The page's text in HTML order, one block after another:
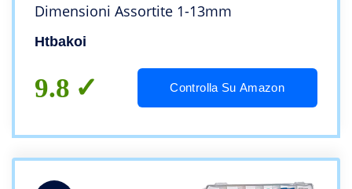
Dimensioni Assortite 1-13mm
Htbakoi
9.8 Controlla Su Amazon